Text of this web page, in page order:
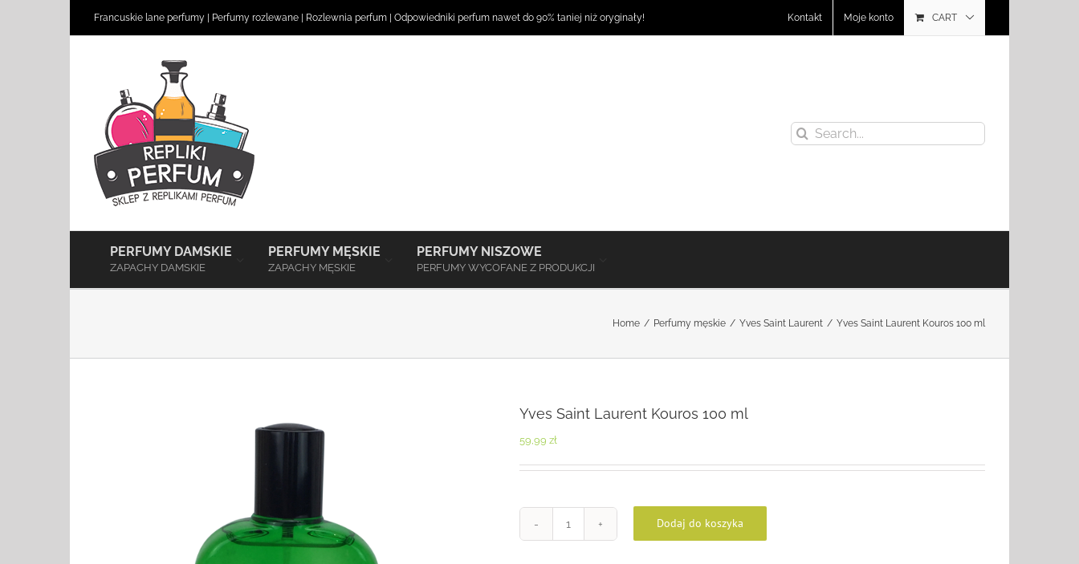
Francuskie lane perfumy Perfumy rozlewane Rozlewnia perfum Odpowiedniki perfum nawet do 90% taniej niż oryginały! Kontakt Moje konto CART
Search
for:
PERFUMY DAMSKIE
ZAPACHY DAMSKIE
PERFUMY MĘSKIE
ZAPACHY MĘSKIE
PERFUMY NISZOWE
PERFUMY WYCOFANE Z PRODUKCJI
Home Perfumy męskie Yves Saint Laurent Yves Saint Laurent Kouros 100 ml
Yves Saint Laurent Kouros 100 ml
59,99 zł
ilość
Dodaj do koszyka